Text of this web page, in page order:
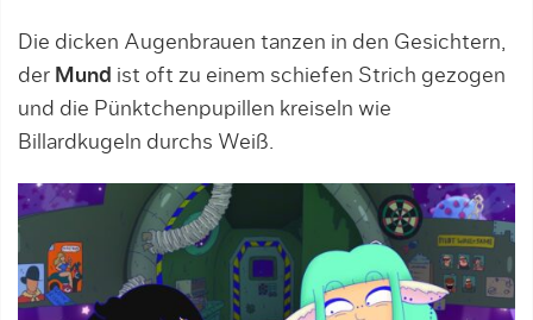
Die dicken Augenbrauen tanzen in den Gesichtern,
der Mund ist oft zu einem schiefen Strich gezogen
und die Pünktchenpupillen kreiseln wie
Billardkugeln durchs Weiß.